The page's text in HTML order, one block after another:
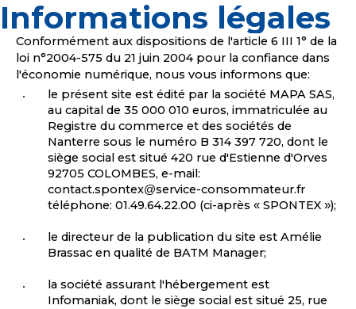
Informations légales
Conformément aux dispositions de l'article 6 III 1° de la
loi n°2004-575 du 21 juin 2004 pour la confiance dans
l'économie numérique, nous vous informons que:
le présent site est édité par la société MAPA SAS,
au capital de 35 000 010 euros, immatriculée au
Registre du commerce et des sociétés de
Nanterre sous le numéro B 314 397 720, dont le
siège social est situé 420 rue d'Estienne d'Orves
92705 COLOMBES, e-mail:
contact.spontex@service-consommateur.fr
téléphone: 01.49.64.22.00 (ci-après « SPONTEX »);
le directeur de la publication du site est Amélie
Brassac en qualité de BATM Manager;
la société assurant l'hébergement est
Infomaniak, dont le siège social est situé 25, rue